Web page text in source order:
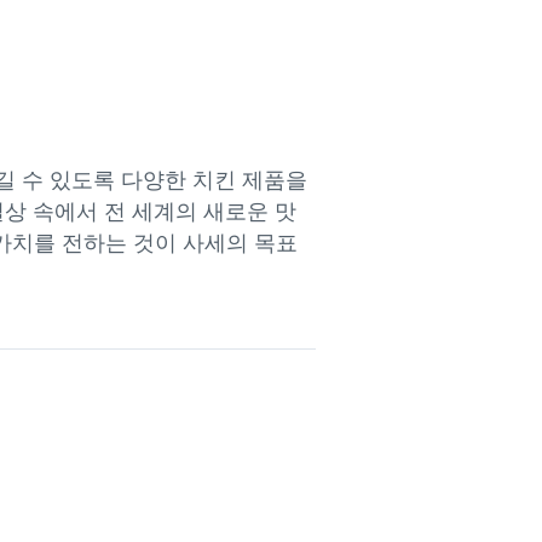
수 있도록 다양한 치킨 제품을
속에서 전 세계의 새로운 맛
를 전하는 것이 사세의 목표